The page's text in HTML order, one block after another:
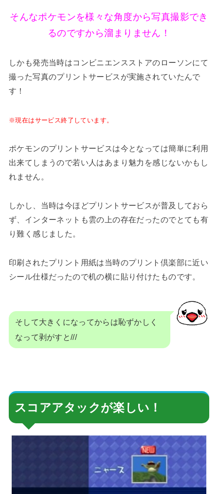
そんなポケモンを様々な角度から写真撮影でき
るのですから溜まりません！
しかも発売当時はコンビニエンスストアのローソンにて
撮った写真のプリントサービスが実施されていたんで
す！
※現在はサービス終了しています。
ポケモンのプリントサービスは今となっては簡単に利用
出来てしまうので若い人はあまり魅力を感じないかもし
れません。
しかし、当時は今ほどプリントサービスが普及しておら
ず、インターネットも雲の上の存在だったのでとても有
り難く感じました。
印刷されたプリント用紙は当時のプリント倶楽部に近い
シール仕様だったので机の横に貼り付けたものです。
そして大きくになってからは恥ずかしく
なって剥がすと///
スコアアタックが楽しい！